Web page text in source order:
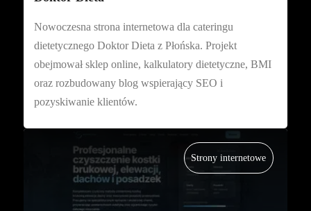
Nowoczesna strona internetowa dla cateringu
dietetycznego Doktor Dieta z Płońska. Projekt
obejmował sklep online, kalkulatory dietetyczne, BMI
oraz rozbudowany blog wspierający SEO i
pozyskiwanie klientów.
Strony internetowe